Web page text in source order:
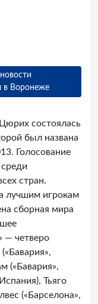
в Воронеже
состоялась
был названа
Голосование
стран.
лучшим игрокам
сборная мира
— четверо
(«Бавария»,
Тьяго
(«Барселона»,